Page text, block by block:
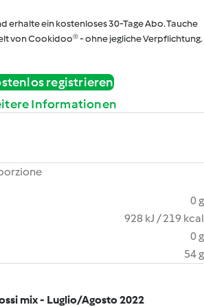
erhalte ein kostenloses 30-Tage Abo. Tauche
von Cookidoo® - ohne jegliche Verpflichtung.
registrieren
Informationen
0 g
928 kJ / 219 kcal
0 g
54 g
mix - Luglio/Agosto 2022